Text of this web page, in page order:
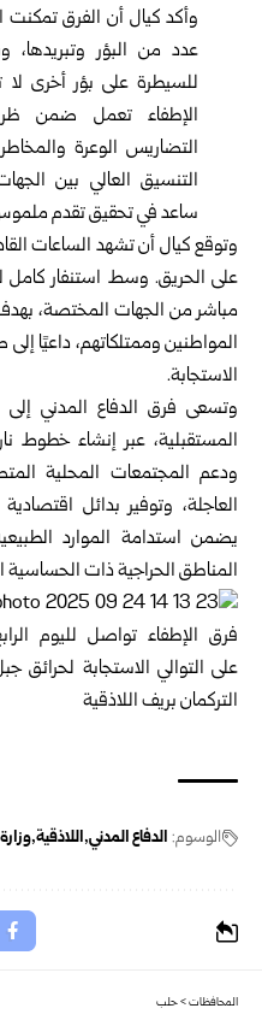
وأكد كيال أن الفرق تمكنت
عدد من البؤر وتبريدها،
للسيطرة على بؤر أخرى
الإطفاء تعمل ضمن
التضاريس الوعرة
التنسيق العالي بين
ساعد في تحقيق تقدم
وتوقع كيال أن تشهد الساعات
على الحريق. وسط استنفار كامل
مباشر من الجهات المختصة،
المواطنين وممتلكاتهم، داعيًا
الاستجابة.
وتسعى فرق الدفاع المدني إلى
المستقبلية، عبر إنشاء خطوط
ودعم المجتمعات المحلية
العاجلة، وتوفير بدائل
يضمن استدامة الموارد
المناطق الحراجية ذات الحساسية
الوسوم: الدفاع المدني اللاذقية
المحافظات>حلب